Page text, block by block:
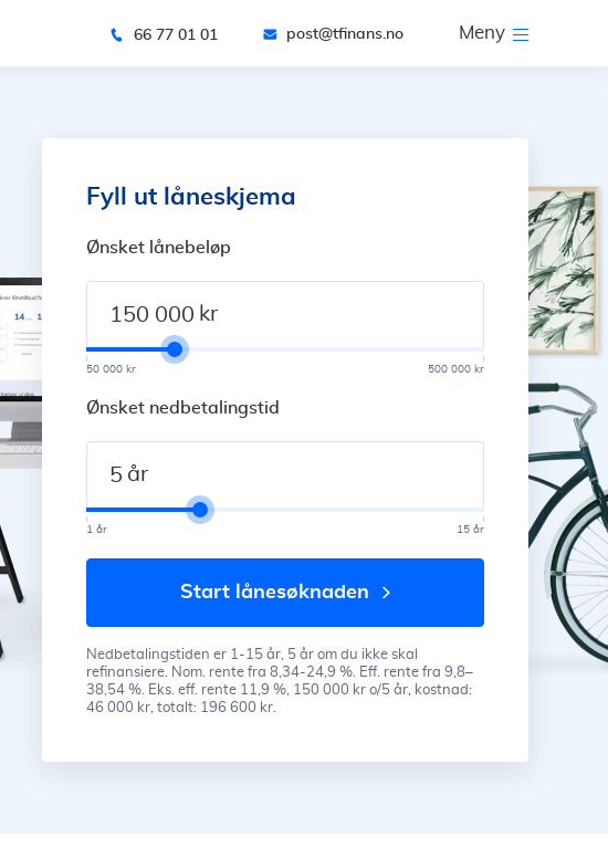
66 77 01 01 post@tfinans.no Meny
Fyll ut låneskjema
Ønsket lånebeløp
kr
500 000 kr
50 000 kr
Ønsket nedbetalingstid
år
15 år
1 år
start lånesøknaden
Nedbetalingstiden er 1-15 år, 5 år om du ikke skal
refinansiere. Nom. rente fra 8,34-24,9 %. Eff. rente fra 9,8–
38,54 %. Eks. eff. rente 11,9 %, 150 000 kr o/5 år, kostnad:
46 000 kr, totalt: 196 600 kr.